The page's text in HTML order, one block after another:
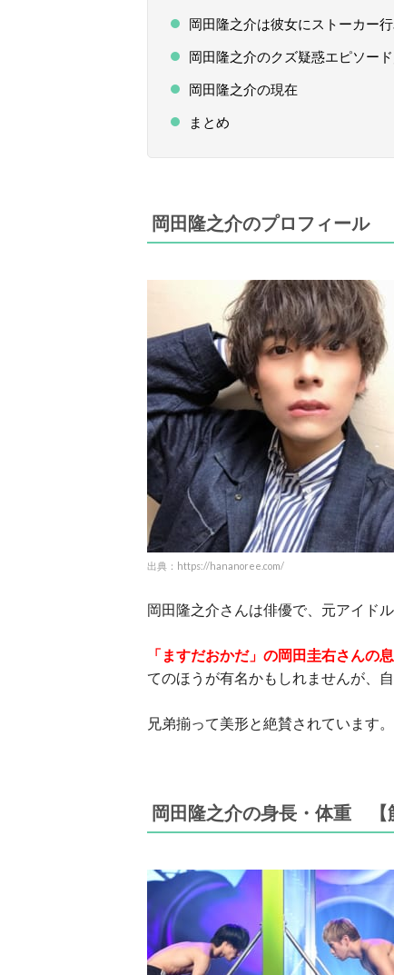
岡田隆之介は彼女にストーカー
岡田隆之介のクズ疑惑エピソー
岡田隆之介の現在
まとめ
岡田隆之介のプロフィール
出典：https://hananoree.com/
岡田隆之介さんは俳優で、元アイドル
「ますだおかだ」の岡田圭右さんの
てのほうが有名かもしれませんが、
兄弟揃って美形と絶賛されています。
岡田隆之介の身長・体重 【